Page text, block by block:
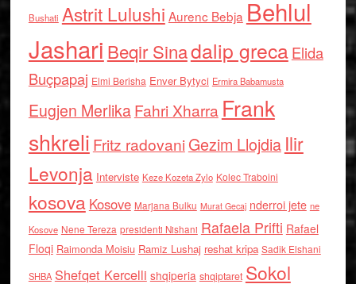
Bushati Astrit Lulushi Aurenc Bebja Behlul
Jashari Beqir Sinadalip grecaElida
Buçpapaj Elmi Berisha Enver Bytyci Ermira Babamusta
Eugjen MerlikaFahri Xharra Frank
shkreli Fritz radovaniGezim Llojdia Ilir
Levonja Interviste Keze Kozeta Zylo Kolec Traboini
kosova Kosove Marjana Bulku Murat Gecaj nderroi jete ne
Kosove Nene Tereza presidenti Nishani Rafaela Prifti Rafael
Floqi Raimonda Moisiu Ramiz Lushaj reshat kripa Sadik Elshani
SHBA Shefqet Kercelli shqiperia shqiptaret Sokol